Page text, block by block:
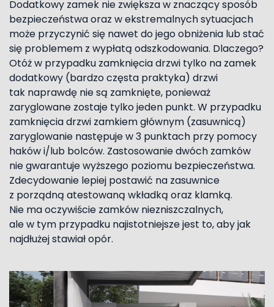
Dodatkowy zamek nie zwiększa w znaczący sposób
bezpieczeństwa oraz w ekstremalnych sytuacjach
może przyczynić się nawet do jego obniżenia lub stać
się problemem z wypłatą odszkodowania. Dlaczego?
Otóż w przypadku zamknięcia drzwi tylko na zamek
dodatkowy (bardzo częsta praktyka) drzwi
tak naprawdę nie są zamknięte, ponieważ
zaryglowane zostaje tylko jeden punkt. W przypadku
zamknięcia drzwi zamkiem głównym (zasuwnicą)
zaryglowanie następuje w 3 punktach przy pomocy
haków i/lub bolców. Zastosowanie dwóch zamków
nie gwarantuje wyższego poziomu bezpieczeństwa.
Zdecydowanie lepiej postawić na zasuwnice
z porządną atestowaną wkładką oraz klamką.
Nie ma oczywiście zamków niezniszczalnych,
ale w tym przypadku najistotniejsze jest to, aby jak
najdłużej stawiał opór.